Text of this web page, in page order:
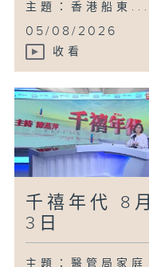
主題：香港船東...
05/08/2026
收看
千禧年代 8月
3日
主題：醫管局家庭